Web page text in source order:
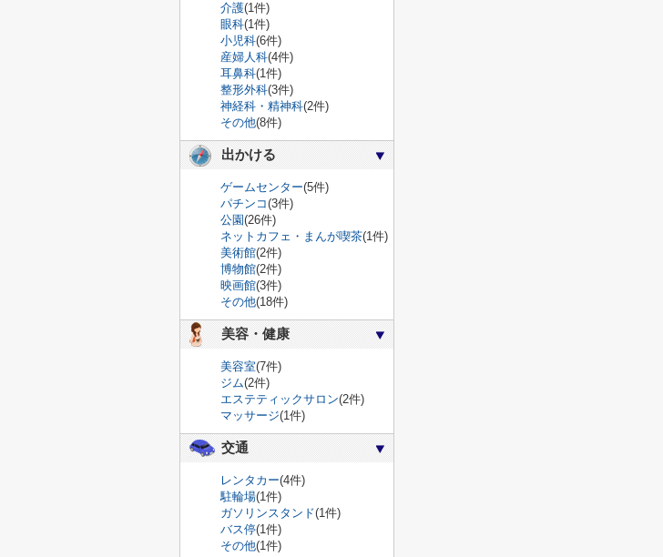
介護(1件)
眼科(1件)
小児科(6件)
産婦人科(4件)
耳鼻科(1件)
整形外科(3件)
神経科・精神科(2件)
その他(8件)
出かける
ゲームセンター(5件)
パチンコ(3件)
公園(26件)
ネットカフェ・まんが喫茶(1件)
美術館(2件)
博物館(2件)
映画館(3件)
その他(18件)
美容・健康
美容室(7件)
ジム(2件)
エステティックサロン(2件)
マッサージ(1件)
交通
レンタカー(4件)
駐輪場(1件)
ガソリンスタンド(1件)
バス停(1件)
その他(1件)